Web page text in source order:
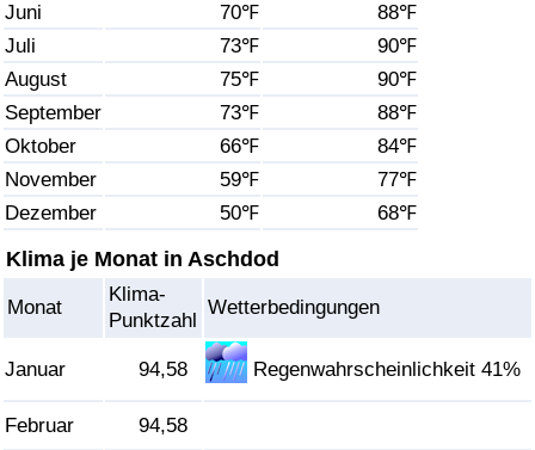
Juni
70℉
88℉
Juli
73℉
90℉
August
75℉
90℉
September
73℉
88℉
Oktober
66℉
84℉
November
59℉
77℉
Dezember
50℉ 68℉
Klima je Monat in Aschdod
Monat
Klima-
Punktzahl
Wetterbedingungen
Januar 94,58 Regenwahrscheinlichkeit 41%
Februar 94,58
Kriminalitäts-Index
Kriminalitätsindex nach Land
Gesundheitsversorgung
Gesundheitsversorgungs-Index (aktuell)
Gesundheitsversorgungs-Index nach Land